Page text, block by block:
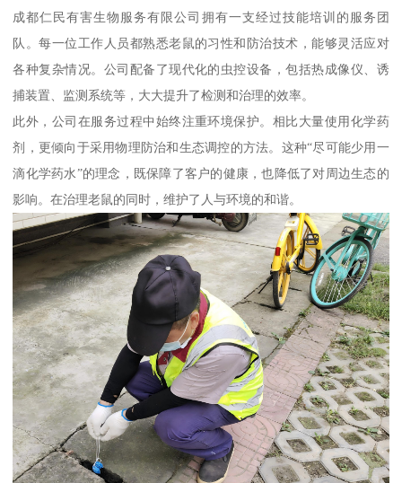
成都仁民有害生物服务有限公司拥有一支经过技能培训的服务团
队。每一位工作人员都熟悉老鼠的习性和防治技术，能够灵活应对
各种复杂情况。公司配备了现代化的虫控设备，包括热成像仪、诱
捕装置、监测系统等，大大提升了检测和治理的效率。
此外，公司在服务过程中始终注重环境保护。相比大量使用化学药
剂，更倾向于采用物理防治和生态调控的方法。这种“尽可能少用一
滴化学药水”的理念，既保障了客户的健康，也降低了对周边生态的
影响。在治理老鼠的同时，维护了人与环境的和谐。